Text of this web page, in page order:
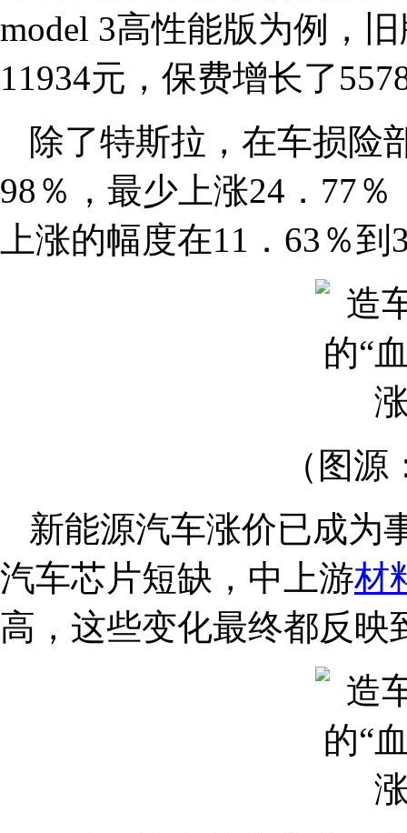
model 3高性能版为例，
11934元，保费增长了
除了特斯拉，在车损险
98％，最少上涨24．77
上涨的幅度在11．63％
（图
新能源汽车涨价已成为
汽车芯片短缺，中上游材
高，这些变化最终都反映